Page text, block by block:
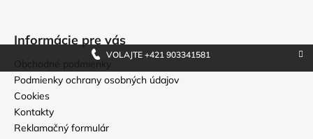
VOLAJTE +421 903341581
Informácie pre vás
Obchodné podmienky
Podmienky ochrany osobných údajov
Cookies
Kontakty
Reklamačný formulár